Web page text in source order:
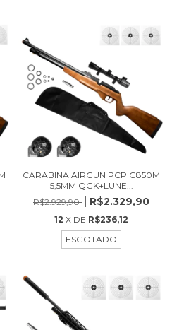
CARABINA AIRGUN PCP G850M
5,5MM QGK+LUNE...
R$2.929,90
R$2.329,90
12 X DE R$236,12
ESGOTADO